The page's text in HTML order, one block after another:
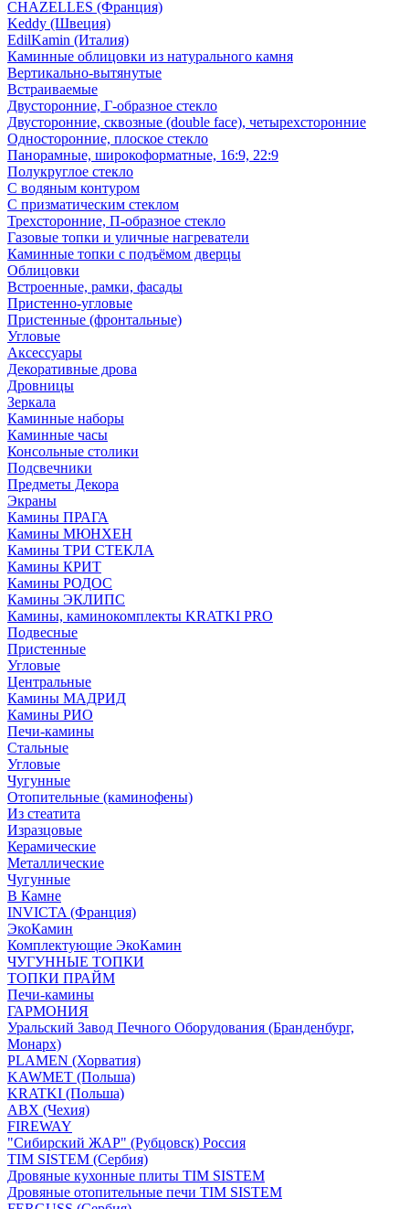
CHAZELLES (Франция)
Keddy (Швеция)
EdilKamin (Италия)
Каминные облицовки из натурального камня
Вертикально-вытянутые
Встраиваемые
Двусторонние, Г-образное стекло
Двусторонние, сквозные (double face), четырехсторонние
Односторонние, плоское стекло
Панорамные, широкоформатные, 16:9, 22:9
Полукруглое стекло
С водяным контуром
С призматическим стеклом
Трехсторонние, П-образное стекло
Газовые топки и уличные нагреватели
Каминные топки с подъёмом дверцы
Облицовки
Встроенные, рамки, фасады
Пристенно-угловые
Пристенные (фронтальные)
Угловые
Аксессуары
Декоративные дрова
Дровницы
Зеркала
Каминные наборы
Каминные часы
Консольные столики
Подсвечники
Предметы Декора
Экраны
Камины ПРАГА
Камины МЮНХЕН
Камины ТРИ СТЕКЛА
Камины КРИТ
Камины РОДОС
Камины ЭКЛИПС
Камины, каминокомплекты KRATKI PRO
Подвесные
Пристенные
Угловые
Центральные
Камины МАДРИД
Камины РИО
Печи-камины
Стальные
Угловые
Чугунные
Отопительные (каминофены)
Из стеатита
Изразцовые
Керамические
Металлические
Чугунные
В Камне
INVICTA (Франция)
ЭкоКамин
Комплектующие ЭкоКамин
ЧУГУННЫЕ ТОПКИ
ТОПКИ ПРАЙМ
Печи-камины
ГАРМОНИЯ
Уральский Завод Печного Оборудования (Бранденбург,
Монарх)
PLAMEN (Хорватия)
KAWMET (Польша)
KRATKI (Польша)
ABX (Чехия)
FIREWAY
"Сибирский ЖАР" (Рубцовск) Россия
TIM SISTEM (Сербия)
Дровяные кухонные плиты TIM SISTEM
Дровяные отопительные печи TIM SISTEM